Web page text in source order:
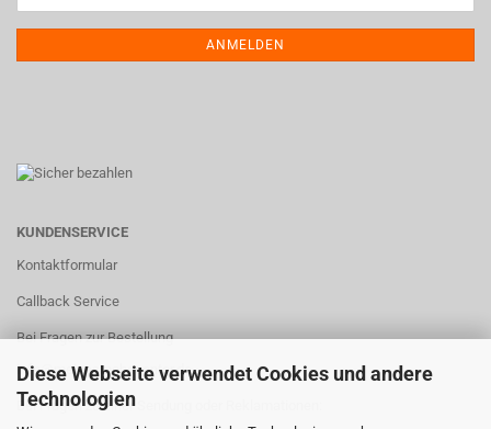
Diese Webseite verwendet Cookies und andere
Technologien
ANMELDEN
KUNDENSERVICE
Kontaktformular
Callback Service
Bei Fragen zur Bestellung
info@meisesmobacenter.de
Bei Fragen zu einer Sendung oder Reklamationen: